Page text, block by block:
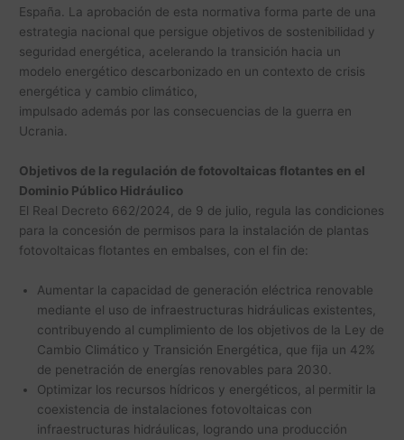
España. La aprobación de esta normativa forma parte de una
estrategia nacional que persigue objetivos de sostenibilidad y
seguridad energética, acelerando la transición hacia un
modelo energético descarbonizado en un contexto de crisis
energética y cambio climático,
impulsado además por las consecuencias de la guerra en
Ucrania.
Objetivos de la regulación de fotovoltaicas flotantes en el
Dominio Público Hidráulico
El Real Decreto 662/2024, de 9 de julio, regula las condiciones
para la concesión de permisos para la instalación de plantas
fotovoltaicas flotantes en embalses, con el fin de:
Aumentar la capacidad de generación eléctrica renovable
mediante el uso de infraestructuras hidráulicas existentes,
contribuyendo al cumplimiento de los objetivos de la Ley de
Cambio Climático y Transición Energética, que fija un 42%
de penetración de energías renovables para 2030.
Optimizar los recursos hídricos y energéticos, al permitir la
coexistencia de instalaciones fotovoltaicas con
infraestructuras hidráulicas, logrando una producción